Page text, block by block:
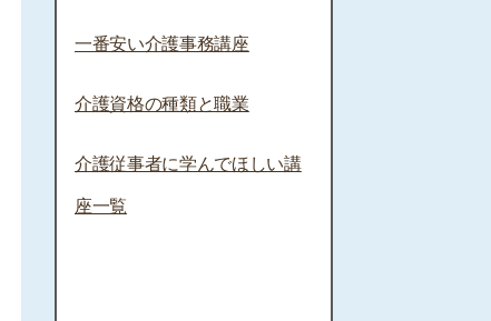
一番安い介護事務講座
介護資格の種類と職業
介護従事者に学んでほしい講
座一覧